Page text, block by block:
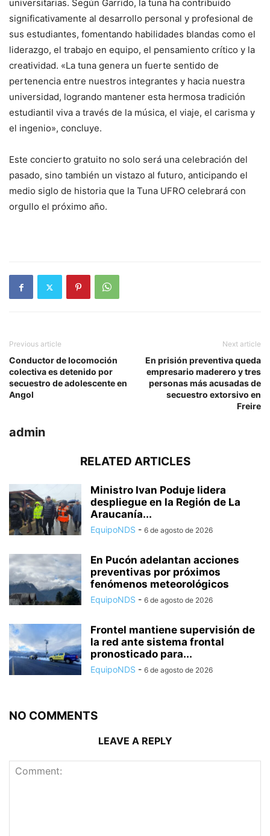
universitarias. Según Garrido, la tuna ha contribuido
significativamente al desarrollo personal y profesional de
sus estudiantes, fomentando habilidades blandas como el
liderazgo, el trabajo en equipo, el pensamiento crítico y la
creatividad. «La tuna genera un fuerte sentido de
pertenencia entre nuestros integrantes y hacia nuestra
universidad, logrando mantener esta hermosa tradición
estudiantil viva a través de la música, el viaje, el carisma y
el ingenio», concluye.
Este concierto gratuito no solo será una celebración del
pasado, sino también un vistazo al futuro, anticipando el
medio siglo de historia que la Tuna UFRO celebrará con
orgullo el próximo año.
Previous article
Conductor de locomoción
colectiva es detenido por
secuestro de adolescente en
Angol
Next article
En prisión preventiva queda
empresario maderero y tres
personas más acusadas de
secuestro extorsivo en
Freire
admin
RELATED ARTICLES
Ministro Ivan Poduje lidera
despliegue en la Región de La
Araucanía...
EquipoNDS - 6 de agosto de 2026
En Pucón adelantan acciones
preventivas por próximos
fenómenos meteorológicos
EquipoNDS - 6 de agosto de 2026
Frontel mantiene supervisión de
la red ante sistema frontal
pronosticado para...
EquipoNDS - 6 de agosto de 2026
NO COMMENTS
LEAVE A REPLY